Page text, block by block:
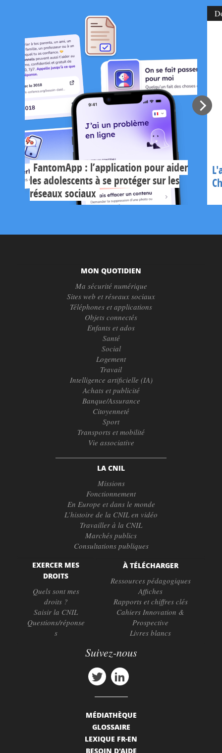
FantomApp : l’application pour aider
les adolescents à se protéger sur les
réseaux sociaux
MON QUOTIDIEN
Ma sécurité numérique
Sites web et réseaux sociaux
Téléphones et applications
Objets connectés
Enfants et ados
Santé
Social
Logement
Travail
Intelligence artificielle (IA)
Achats et publicité
Banque/Assurance
Citoyenneté
Sport
Transports et mobilité
Vie associative
LA CNIL
Missions
Fonctionnement
En Europe et dans le monde
L’histoire de la CNIL en vidéo
Travailler à la CNIL
Marchés publics
Consultations publiques
EXERCER MES
DROITS
Quels sont mes
droits ?
Saisir la CNIL
Questions/réponse
s
À TÉLÉCHARGER
Ressources pédagogiques
Affiches
Rapports et chiffres clés
Cahiers Innovation &
Prospective
Livres blancs
Suivez-nous
MÉDIATHÈQUE
GLOSSAIRE
LEXIQUE FR-EN
BESOIN D'AIDE